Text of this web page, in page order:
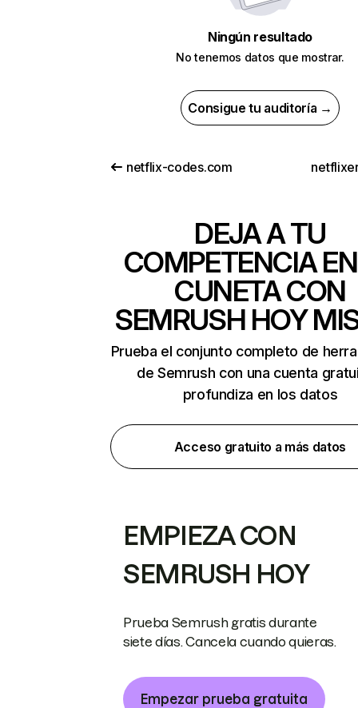
Ningún resultado
No tenemos datos que mostrar.
Consigue tu auditoría →
netflix-codes.com
DEJA A TU
COMPETENCIA
CUNETA CON
SEMRUSH HOY
Prueba el conjunto completo de
de Semrush con una cuenta
profundiza en los datos
Acceso gratuito a más datos
EMPIEZA CON
SEMRUSH HOY
Prueba Semrush gratis durante
siete días. Cancela cuando quieras.
Empezar prueba gratuita